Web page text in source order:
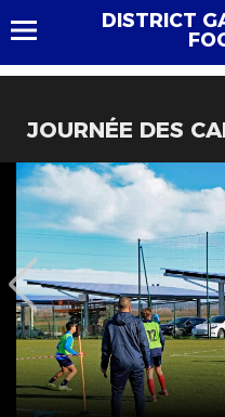
DISTRICT
JOURNÉE DES